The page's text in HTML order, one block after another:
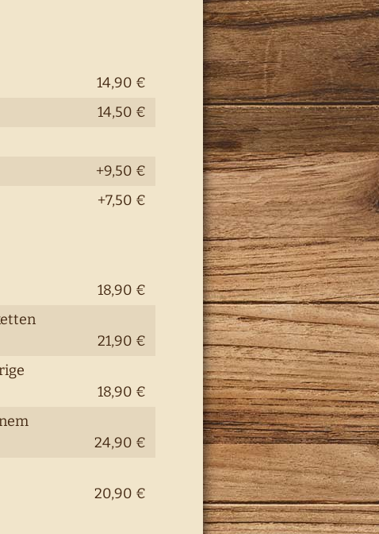
14,90 €
14,50 €
+9,50 €
+7,50 €
18,90 €
21,90 €
18,90 €
24,90 €
20,90 €